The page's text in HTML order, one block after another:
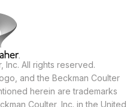
Inc. All rights reserved.
and the Beckman Coulter
herein are trademarks
Coulter, Inc. in the United